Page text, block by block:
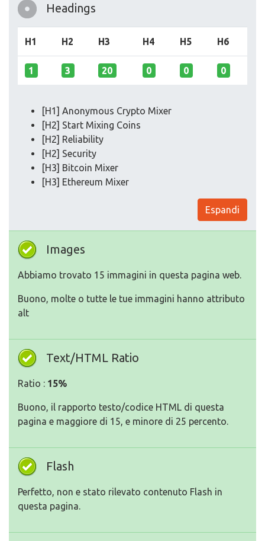
Headings
H1 H2 H3 H4 H5 H6
1 3 20 0 0 0
[H1] Anonymous Crypto Mixer
[H2] Start Mixing Coins
[H2] Reliability
[H2] Security
[H3] Bitcoin Mixer
[H3] Ethereum Mixer
Espandi
Images
Abbiamo trovato 15 immagini in questa pagina web.
Buono, molte o tutte le tue immagini hanno attributo
alt
Text/HTML Ratio
Ratio : 15%
Buono, il rapporto testo/codice HTML di questa
pagina e maggiore di 15, e minore di 25 percento.
Flash
Perfetto, non e stato rilevato contenuto Flash in
questa pagina.